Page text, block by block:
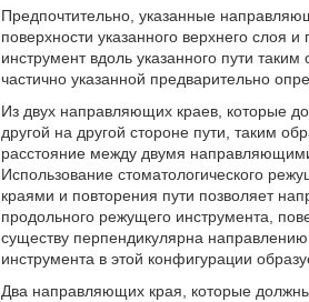
Предпочтительно, указанные
поверхности указанного верхнего слоя
инструмент вдоль указанного пути
частично указанной предварительно
Из двух направляющих краев, которые
другой на другой стороне пути, таким
расстояние между двумя
Использование стоматологического
краями и повторения пути позволяет
продольного режущего инструмента,
существу перпендикулярна
инструмента в этой конфигурации
Два направляющих края, которые